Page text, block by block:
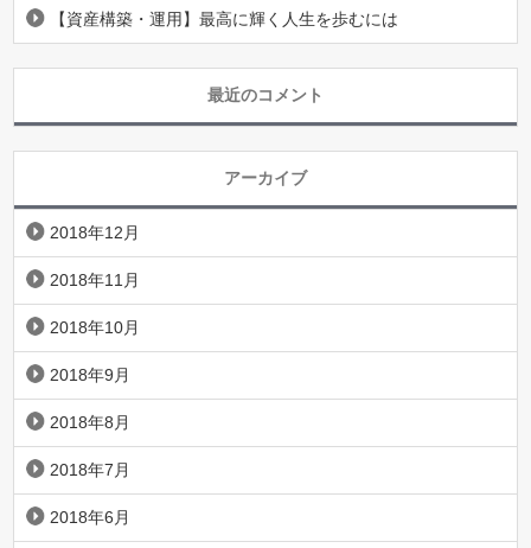
【資産構築・運用】最高に輝く人生を歩むには
最近のコメント
アーカイブ
2018年12月
2018年11月
2018年10月
2018年9月
2018年8月
2018年7月
2018年6月